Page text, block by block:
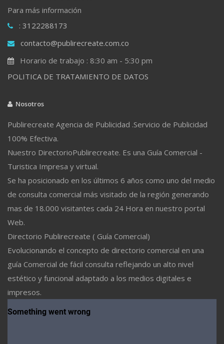
Para más información
: 3122288173
contacto@publirecreate.com.co
Horario de trabajo : 8:30 am - 5:30 pm
POLITICA DE TRATAMIENTO DE DATOS
Nosotros
Publirecreate Agencia de Publicidad .Servicio de Publicidad
100% Efectiva.
Nuestro DirectorioPublirecreate. Es una Guía Comercial -
Turistica Impresa y virtual.
Se ha posicionado en los últimos 6 años como uno del medio
de consulta comercial más visitado de la región generando
mas de 18.000 visitantes cada 24 Hora en nuestro portal
Web.
Directorio Publirecreate ( Guía Comercial)
Evolucionando el concepto de directorio comercial en una
guía Comercial de fácil consulta reflejando un alto nivel
estético y funcional adaptado a los medios digitales e
impresos.